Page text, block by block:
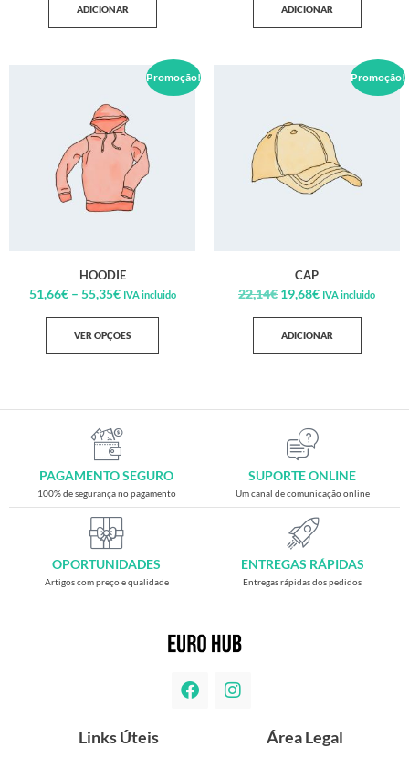
ADICIONAR ADICIONAR
Promoção!
HOODIE
51,66€ – 55,35€ IVA incluido
VER OPÇÕES
Promoção!
CAP
22,14€ 19,68€ IVA incluido
ADICIONAR
PAGAMENTO SEGURO
100% de segurança no pagamento
SUPORTE ONLINE
Um canal de comunicação online
OPORTUNIDADES
Artigos com preço e qualidade
ENTREGAS RÁPIDAS
Entregas rápidas dos pedidos
Links Úteis Área Legal